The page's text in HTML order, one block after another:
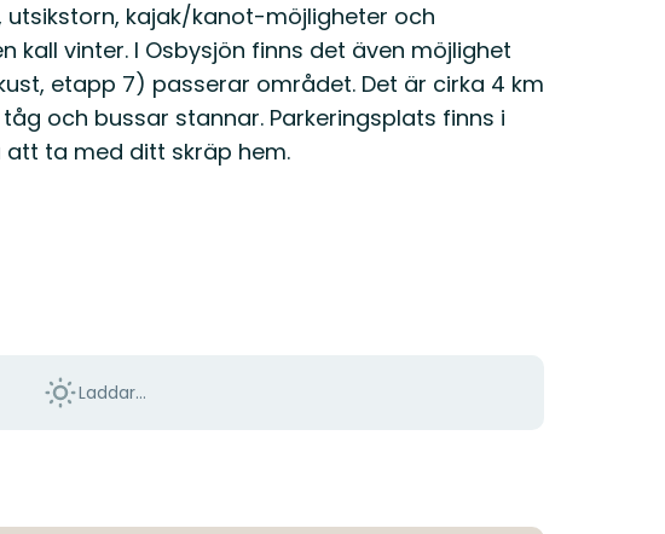
kajak/kanot-möjligheter och
kall vinter. I Osbysjön finns det även möjlighet
etapp 7) passerar området. Det är cirka 4 km
och bussar stannar. Parkeringsplats finns i
att ta med ditt skräp hem.
Laddar...